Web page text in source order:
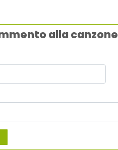
alla canzone